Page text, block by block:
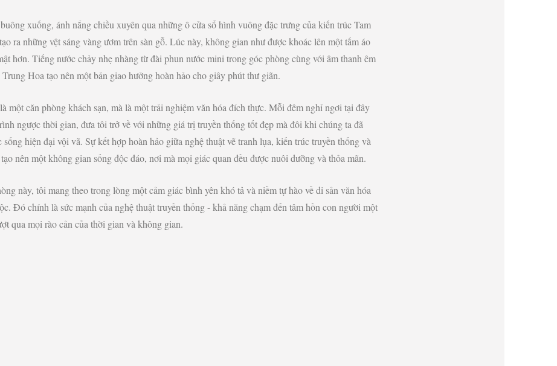
xuống, ánh nắng chiều xuyên qua những ô cửa sổ hình vuông đặc trưng của kiến trúc Tam
ra những vệt sáng vàng ươm trên sàn gỗ. Lúc này, không gian như được khoác lên một tấm áo
hơn. Tiếng nước chảy nhẹ nhàng từ đài phun nước mini trong góc phòng cùng với âm thanh êm
Hoa tạo nên một bản giao hưởng hoàn hảo cho giây phút thư giãn.
một căn phòng khách sạn, mà là một trải nghiệm văn hóa đích thực. Mỗi đêm nghỉ ngơi tại đây
ngược thời gian, đưa tôi trở về với những giá trị truyền thống tốt đẹp mà đôi khi chúng ta đã
hiện đại vội vã. Sự kết hợp hoàn hảo giữa nghệ thuật vẽ tranh lụa, kiến trúc truyền thống và
nên một không gian sống độc đáo, nơi mà mọi giác quan đều được nuôi dưỡng và thỏa mãn.
này, tôi mang theo trong lòng một cảm giác bình yên khó tả và niềm tự hào về di sản văn hóa
Đó chính là sức mạnh của nghệ thuật truyền thống - khả năng chạm đến tâm hồn con người một
qua mọi rào cản của thời gian và không gian.